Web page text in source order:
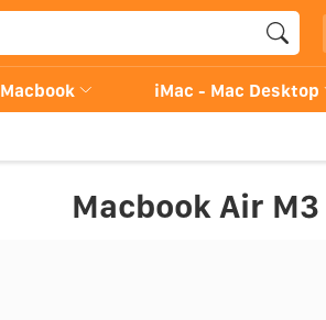
Macbook iMac - Mac Desktop
Macbook Air M3